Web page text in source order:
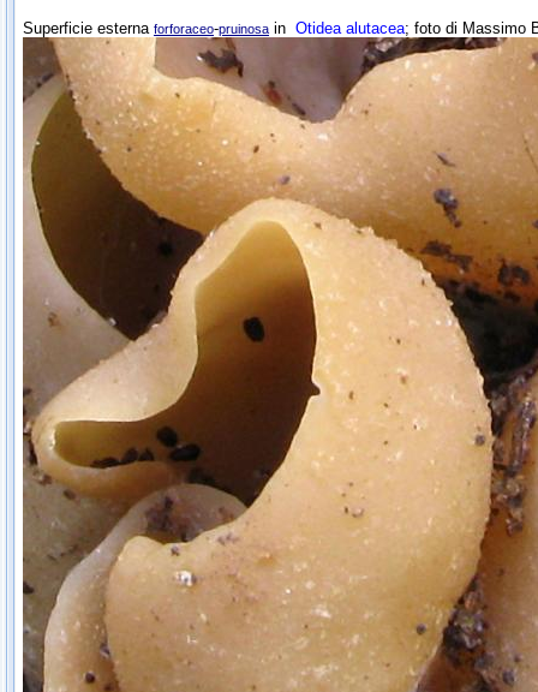
Superficie esterna forforaceo-pruinosa in Otidea alutacea; foto di Massimo